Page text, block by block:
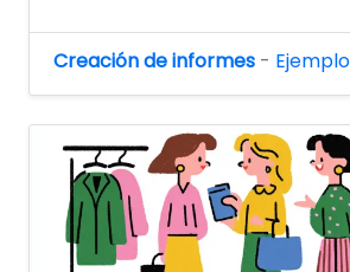
Creación de informes -